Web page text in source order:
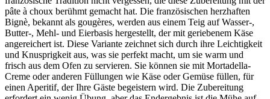
pâte à choux berühmt gemacht hat. Die französischen herzhaften
Bignè, bekannt als gougères, werden aus einem Teig auf Wasser-,
Butter-, Mehl- und Eierbasis hergestellt, der mit geriebenem Käse
angereichert ist. Diese Variante zeichnet sich durch ihre Leichtigkeit
und Knusprigkeit aus, was sie perfekt macht, um sie warm und
frisch aus dem Ofen zu servieren. Sie können sie mit Mortadella-
Creme oder anderen Füllungen wie Käse oder Gemüse füllen, für
einen Aperitif, der Ihre Gäste begeistern wird. Die Zubereitung